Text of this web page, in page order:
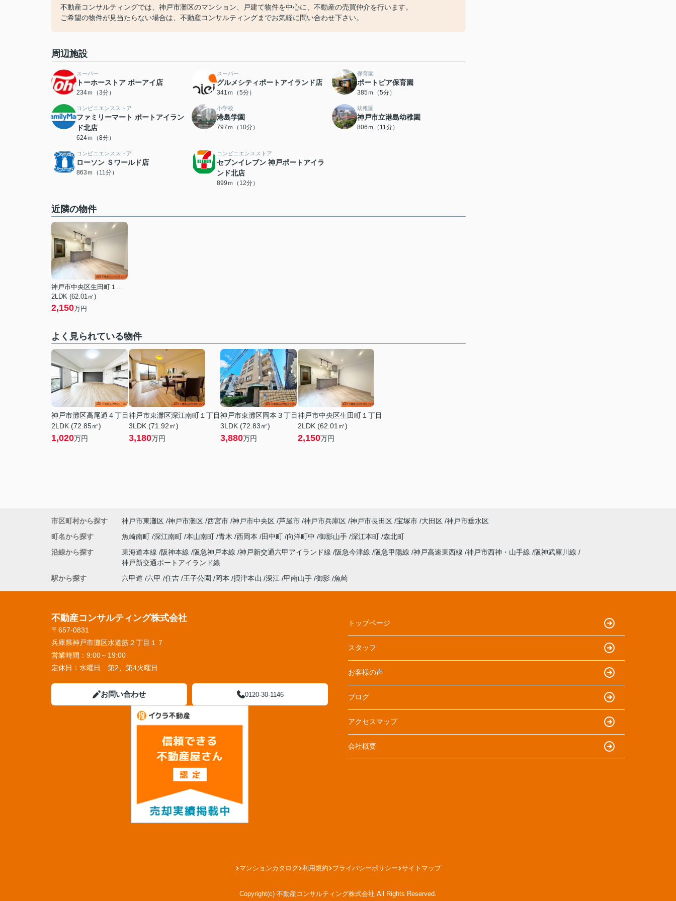
不動産コンサルティングでは、神戸市灘区のマンション、戸建て物件を中心に、不動産の売買仲介を行います。
ご希望の物件が見当たらない場合は、不動産コンサルティングまでお気軽に問い合わせ下さい。
周辺施設
スーパー
トーホーストア ポーアイ店
234ｍ（3分）
スーパー
グルメシティポートアイランド店
341ｍ（5分）
保育園
ポートピア保育園
385ｍ（5分）
コンビニエンスストア
ファミリーマート ポートアイラン
ド北店
624ｍ（8分）
小学校
港島学園
797ｍ（10分）
幼稚園
神戸市立港島幼稚園
806ｍ（11分）
コンビニエンスストア
ローソン Ｓワールド店
863ｍ（11分）
コンビニエンスストア
セブンイレブン 神戸ポートアイラ
ンド北店
899ｍ（12分）
近隣の物件
神戸市中央区生田町１丁目
2LDK (62.01㎡)
2,150万円
よく見られている物件
神戸市灘区高尾通４丁目
2LDK (72.85㎡)
1,020万円
神戸市東灘区深江南町１丁目
3LDK (71.92㎡)
3,180万円
神戸市東灘区岡本３丁目
3LDK (72.83㎡)
3,880万円
神戸市中央区生田町１丁目
2LDK (62.01㎡)
2,150万円
市区町村から探す 神戸市東灘区 神戸市灘区 西宮市 神戸市中央区 芦屋市 神戸市兵庫区 神戸市長田区 宝塚市 大田区 神戸市垂水区
町名から探す
魚崎南町 深江南町 本山南町 青木 西岡本 田中町 向洋町中 御影山手 深江本町 森北町
沿線から探す
東海道本線 阪神本線 阪急神戸本線 神戸新交通六甲アイランド線 阪急今津線 阪急甲陽線 神戸高速東西線 神戸市西神・山手線
阪神武庫川線
神戸新交通ポートアイランド線
駅から探す
六甲道 六甲 住吉 王子公園 岡本 摂津本山 深江 甲南山手 御影 魚崎
不動産コンサルティング株式会社
〒657-0831
兵庫県神戸市灘区水道筋２丁目１７
営業時間： 9:00～19:00
定休日： 水曜日 第2、第4火曜日
お問い合わせ 0120-30-1146
トップページ
スタッフ
お客様の声
ブログ
アクセスマップ
会社概要
マンションカタログ 利用規約 プライバシーポリシー サイトマップ
Copyright(c) 不動産コンサルティング株式会社 All Rights Reserved.